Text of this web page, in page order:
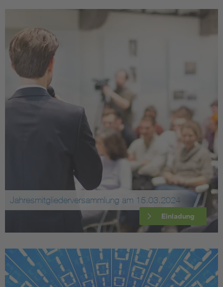
Jahresmitgliederversammlung am 15.03.2024
Einladung